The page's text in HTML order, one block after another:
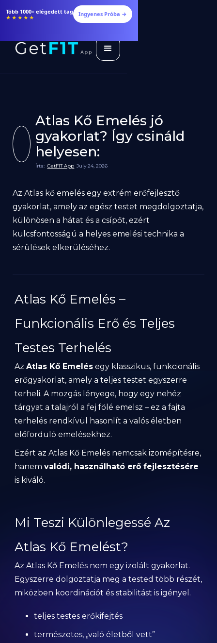
Étrendek, receptek és edzéstervek
★★★★★ Ingyenes Próba →
Atlas Kő Emelés jó
gyakorlat? Így csináld
helyesen:
Írta: GetFIT App July 24, 2026
Az Atlas kő emelés egy extrém erőfejlesztő
gyakorlat, amely az egész testet megdolgoztatja,
különösen a hátat és a csípőt, ezért
kulcsfontosságú a helyes emelési technika a
sérülések elkerüléséhez.
Atlas Kő Emelés –
Funkcionális Erő és Teljes
Testes Terhelés
Az Atlas Kő Emelés egy klasszikus, funkcionális
erőgyakorlat, amely a teljes testet egyszerre
terheli. A mozgás lényege, hogy egy nehéz
tárgyat a talajról a fej fölé emelsz – ez a fajta
terhelés rendkívül hasonlít a valós életben
előforduló emelésekhez.
Ezért az Atlas Kő Emelés nemcsak izomépítésre,
hanem valódi, használható erő fejlesztésére
is kiváló.
Mi Teszi Különlegessé Az
Atlas Kő Emelést?
Az Atlas Kő Emelés nem egy izolált gyakorlat.
Egyszerre dolgoztatja meg a tested több részét,
miközben koordinációt és stabilitást is igényel.
teljes testes erőkifejtés
természetes, „való életből vett”